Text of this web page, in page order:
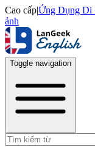
Cao cấp|Ứng Dụng Di
ảnh
Toggle navigation